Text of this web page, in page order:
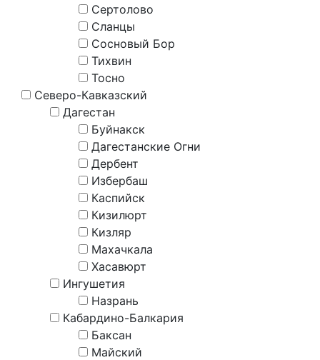
Сертолово
Сланцы
Сосновый Бор
Тихвин
Тосно
Северо-Кавказский
Дагестан
Буйнакск
Дагестанские Огни
Дербент
Избербаш
Каспийск
Кизилюрт
Кизляр
Махачкала
Хасавюрт
Ингушетия
Назрань
Кабардино-Балкария
Баксан
Майский